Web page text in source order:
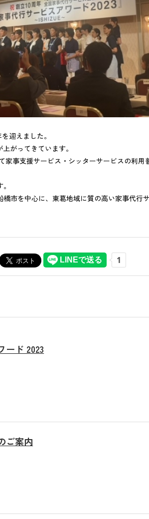
シニアサポートサービス
不用品回収・買取
迎えました。
がってきています。
事支援サービス・シッターサービスの利
市を中心に、東葛地域に質の高い家事代行
ード 2023
ご案内